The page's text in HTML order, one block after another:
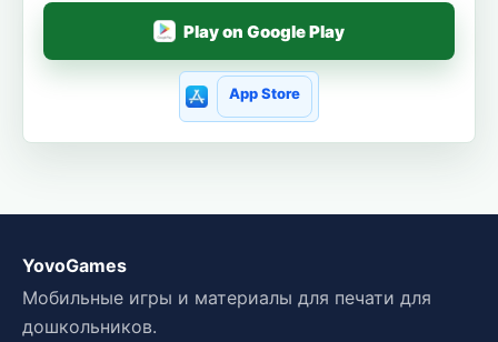
Play on Google Play
App Store
YovoGames
Мобильные игры и материалы для печати для
дошкольников.